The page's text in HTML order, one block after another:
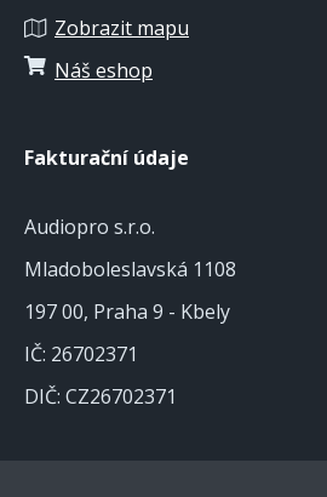
Zobrazit mapu
Náš eshop
Fakturační údaje
Audiopro s.r.o.
Mladoboleslavská 1108
197 00, Praha 9 - Kbely
IČ: 26702371
DIČ: CZ26702371